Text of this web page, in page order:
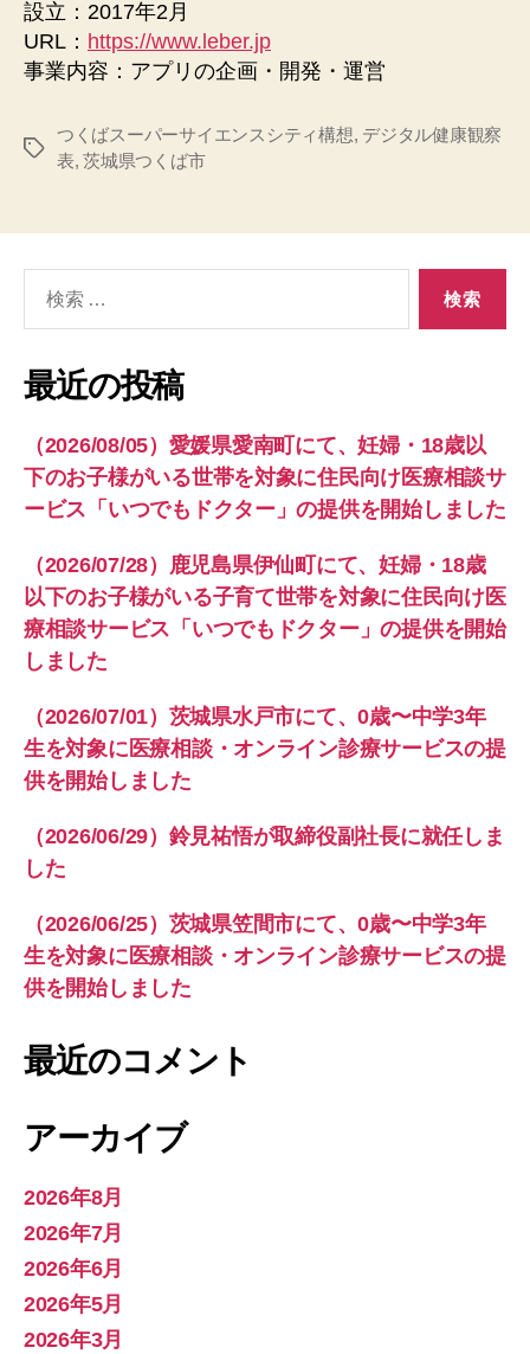
設立：2017年2月
URL： https://www.leber.jp
事業内容：アプリの企画・開発・運営
タ
つくばスーパーサイエンスシティ構想, デジタル健康観察
表,茨城県つくば市
象:
最近の投稿
（2026/08/05）愛媛県愛南町にて、妊婦・18歳以
下のお子様がいる世帯を対象に住民向け医療相談サ
ービス「いつでもドクター」の提供を開始しました
（2026/07/28）鹿児島県伊仙町にて、妊婦・18歳
以下のお子様がいる子育て世帯を対象に住民向け医
療相談サービス「いつでもドクター」の提供を開始
しました
（2026/07/01）茨城県水戸市にて、0歳〜中学3年
生を対象に医療相談・オンライン診療サービスの提
供を開始しました
（2026/06/29）鈴見祐悟が取締役副社長に就任しま
した
（2026/06/25）茨城県笠間市にて、0歳〜中学3年
生を対象に医療相談・オンライン診療サービスの提
供を開始しました
最近のコメント
アーカイブ
2026年8月
2026年7月
2026年6月
2026年5月
2026年3月